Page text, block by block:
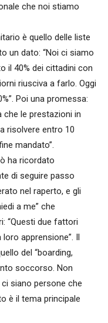
che noi stiamo
è quello delle liste
un dato: “Noi ci siamo
il 40% dei cittadini con
riusciva a farlo. Oggi
Poi una promessa:
che le prestazioni in
risolvere entro 10
mandato”.
ha ricordato
di seguire passo
nel raperto, e gli
a me” che
“Questi due fattori
apprensione”. Il
del “boarding,
soccorso. Non
siano persone che
è il tema principale